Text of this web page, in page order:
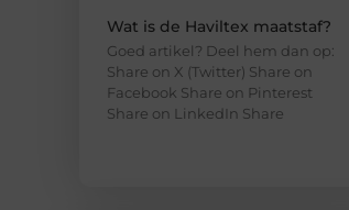
Wat is de Haviltex maatstaf?
Goed artikel? Deel hem dan op:
Share on X (Twitter) Share on
Facebook Share on Pinterest
Share on LinkedIn Share